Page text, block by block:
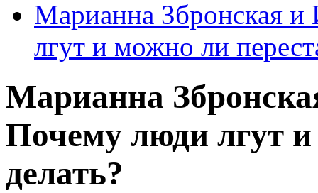
Марианна Збронская
лгут и можно ли
Марианна
Почему люди лгут и
делать?